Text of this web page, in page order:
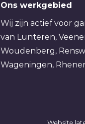
Ons werkgebied
Wij zijn actief voor
van Lunteren,
Woudenberg,
Wageningen,